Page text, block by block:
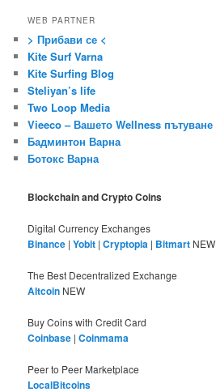
WEB PARTNER
> Прибави се <
Kite Surf Varna
Kite Surfing Blog
Steliyan’s life
Two Loop Media
Vieeco – Вашето Wellness пътуване
Бадминтон Варна
Ботокс Варна
Blockchain and Crypto Coins
Digital Currency Exchanges
Binance |Yobit |Cryptopia | Bitmart NEW
The Best Decentralized Exchange
Altcoin NEW
Buy Coins with Credit Card
Coinbase |Coinmama
Peer to Peer Marketplace
LocalBitcoins